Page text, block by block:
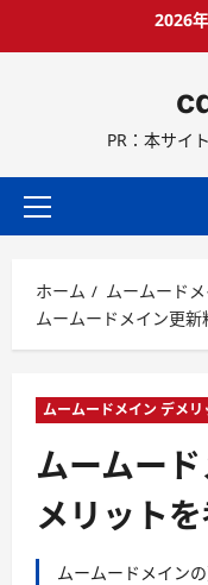
ス
ッ
2026
PR：本サイ
メ
メ
ニ
ュ
ホーム
ムームード
ムームードメイン更
ムームードメイン デメリ
ムームー
メリット
ムームードメイン